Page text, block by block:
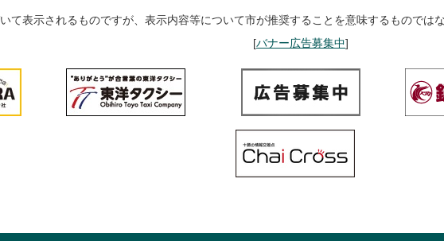
て表示されるものですが、表示内容等について市が推奨することを意味するものでは
[バナー広告募集中]